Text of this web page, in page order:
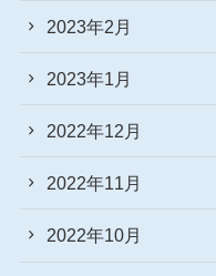
2023年2月
2023年1月
2022年12月
2022年11月
2022年10月